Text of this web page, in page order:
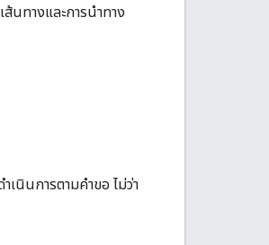
ส้นทางและการนำทาง
เนินการตามคำขอ ไม่ว่า